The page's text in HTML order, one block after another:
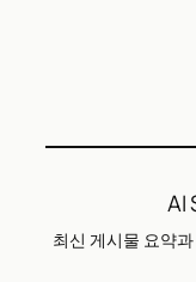
AI
최신 게시물 요약